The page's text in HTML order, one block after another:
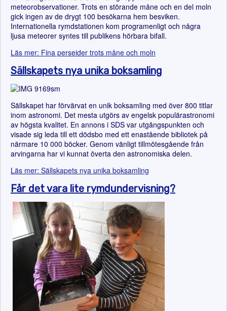
meteorobservationer. Trots en störande måne och en del moln
gick ingen av de drygt 100 besökarna hem besviken.
Internationella rymdstationen kom programenligt och några
ljusa meteorer syntes till publikens hörbara bifall.
Läs mer: Fina perseider trots måne och moln
Sällskapets nya unika boksamling
Sällskapet har förvärvat en unik boksamling med över 800 titlar
inom astronomi. Det mesta utgörs av engelsk populärastronomi
av högsta kvalitet. En annons i SDS var utgångspunkten och
visade sig leda till ett dödsbo med ett enastående bibliotek på
närmare 10 000 böcker. Genom vänligt tillmötesgående från
arvingarna har vi kunnat överta den astronomiska delen.
Läs mer: Sällskapets nya unika boksamling
Får det vara lite rymdundervisning?